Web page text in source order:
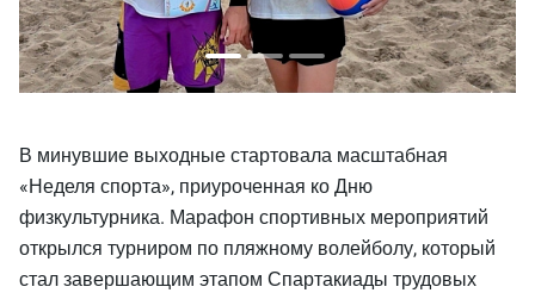
В минувшие выходные стартовала масштабная
«Неделя спорта», приуроченная ко Дню
физкультурника. Марафон спортивных мероприятий
открылся турниром по пляжному волейболу, который
стал завершающим этапом Спартакиады трудовых